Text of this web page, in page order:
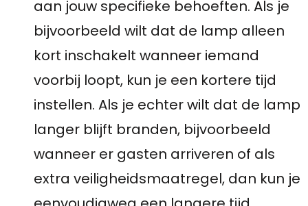
aan jouw specifieke behoeften. Als je
bijvoorbeeld wilt dat de lamp alleen
kort inschakelt wanneer iemand
voorbij loopt, kun je een kortere tijd
instellen. Als je echter wilt dat de lamp
langer blijft branden, bijvoorbeeld
wanneer er gasten arriveren of als
extra veiligheidsmaatregel, dan kun je